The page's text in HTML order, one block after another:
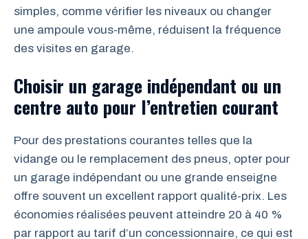
simples, comme vérifier les niveaux ou changer
une ampoule vous-même, réduisent la fréquence
des visites en garage.
Choisir un garage indépendant ou un
centre auto pour l’entretien courant
Pour des prestations courantes telles que la
vidange ou le remplacement des pneus, opter pour
un garage indépendant ou une grande enseigne
offre souvent un excellent rapport qualité-prix. Les
économies réalisées peuvent atteindre 20 à 40 %
par rapport au tarif d’un concessionnaire, ce qui est